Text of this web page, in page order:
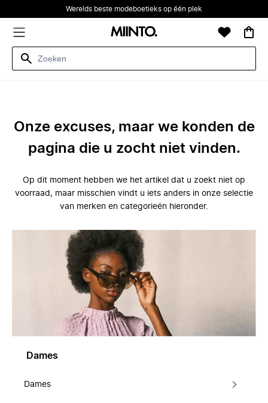
Werelds beste modeboetieks op één plek
Onze excuses, maar we konden de
pagina die u zocht niet vinden.
Op dit moment hebben we het artikel dat u zoekt niet op
voorraad, maar misschien vindt u iets anders in onze selectie
van merken en categorieën hieronder.
Dames
Dames